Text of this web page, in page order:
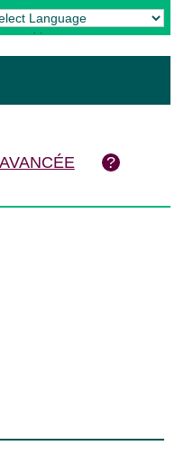
by Translate